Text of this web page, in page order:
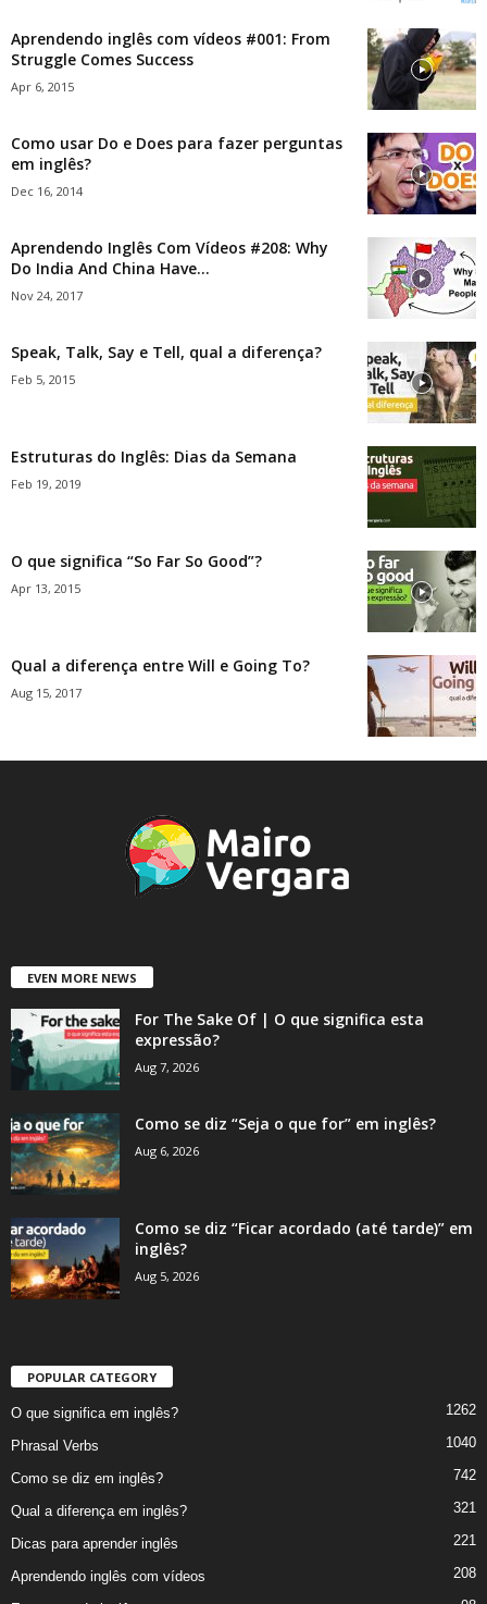
Aprendendo inglês com vídeos #001: From
Struggle Comes Success
Apr 6, 2015
Como usar Do e Does para fazer perguntas
em inglês?
Dec 16, 2014
Aprendendo Inglês Com Vídeos #208: Why
Do India And China Have...
Nov 24, 2017
Speak, Talk, Say e Tell, qual a diferença?
Feb 5, 2015
Estruturas do Inglês: Dias da Semana
Feb 19, 2019
O que significa “So Far So Good”?
Apr 13, 2015
Qual a diferença entre Will e Going To?
Aug 15, 2017
EVEN MORE NEWS
For The Sake Of | O que significa esta
expressão?
Aug 7, 2026
Como se diz “Seja o que for” em inglês?
Aug 6, 2026
Como se diz “Ficar acordado (até tarde)” em
inglês?
Aug 5, 2026
POPULAR CATEGORY
O que significa em inglês? 1262
Phrasal Verbs 1040
Como se diz em inglês? 742
Qual a diferença em inglês? 321
Dicas para aprender inglês 221
Aprendendo inglês com vídeos 208